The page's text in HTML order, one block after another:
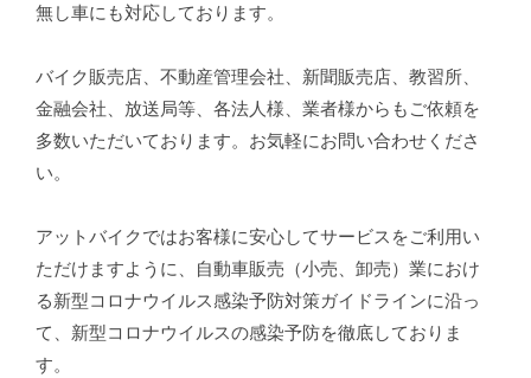
無し車にも対応しております。
バイク販売店、不動産管理会社、新聞販売店、教習所、
金融会社、放送局等、各法人様、業者様からもご依頼を
多数いただいております。お気軽にお問い合わせくださ
い。
アットバイクではお客様に安心してサービスをご利用い
ただけますように、自動車販売（小売、卸売）業におけ
る新型コロナウイルス感染予防対策ガイドラインに沿っ
て、新型コロナウイルスの感染予防を徹底しておりま
す。